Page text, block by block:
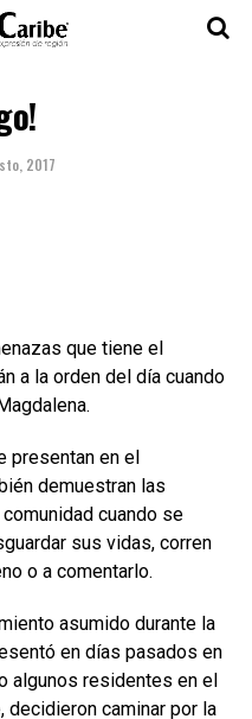
2017
que tiene el
a la orden del día cuando
presentan en el
demuestran las
cuando se
sus vidas, corren
o a comentarlo.
asumido durante la
en días pasados en
algunos residentes en el
decidieron caminar por la